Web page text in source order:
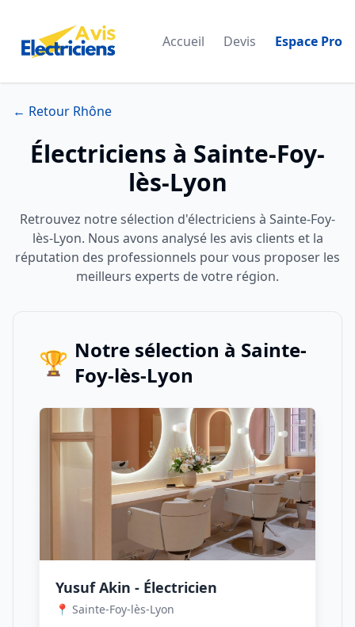
Accueil Devis Espace Pro
← Retour Rhône
Électriciens à Sainte-Foy-
lès-Lyon
Retrouvez notre sélection d'électriciens à Sainte-Foy-
lès-Lyon. Nous avons analysé les avis clients et la
réputation des professionnels pour vous proposer les
meilleurs experts de votre région.
🏆 Notre sélection à Sainte-
Foy-lès-Lyon
Yusuf Akin - Électricien
📍 Sainte-Foy-lès-Lyon